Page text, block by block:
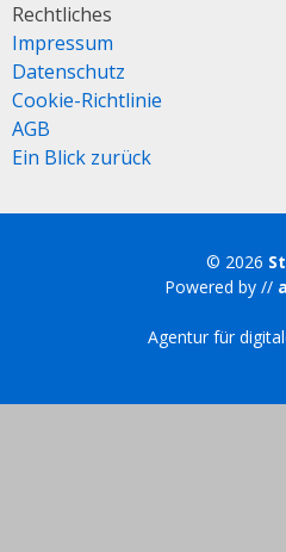
Rechtliches
Impressum
Datenschutz
Cookie-Richtlinie
AGB
Ein Blick zurück
© 2026
Powered by //
Agentur für